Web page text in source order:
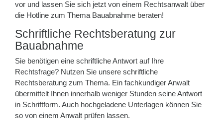
vor und lassen Sie sich jetzt von einem Rechtsanwalt über
die Hotline zum Thema Bauabnahme beraten!
Schriftliche Rechtsberatung zur
Bauabnahme
Sie benötigen eine schriftliche Antwort auf Ihre
Rechtsfrage? Nutzen Sie unsere schriftliche
Rechtsberatung zum Thema. Ein fachkundiger Anwalt
übermittelt Ihnen innerhalb weniger Stunden seine Antwort
in Schriftform. Auch hochgeladene Unterlagen können Sie
so von einem Anwalt prüfen lassen.